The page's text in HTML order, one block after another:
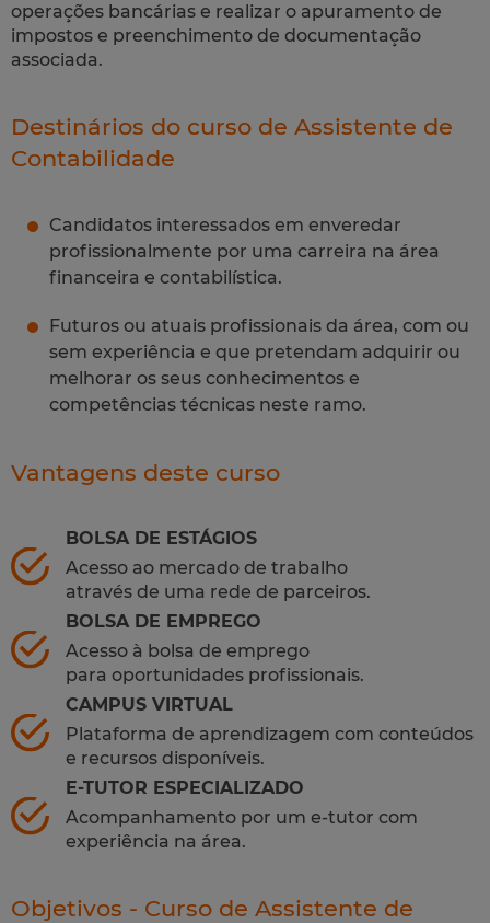
operações bancárias e realizar o apuramento de
impostos e preenchimento de documentação
associada.
Destinários do curso de Assistente de
Contabilidade
Candidatos interessados em enveredar
profissionalmente por uma carreira na área
financeira e contabilística.
Futuros ou atuais profissionais da área, com ou
sem experiência e que pretendam adquirir ou
melhorar os seus conhecimentos e
competências técnicas neste ramo.
Vantagens deste curso
BOLSA DE ESTÁGIOS
Acesso ao mercado de trabalho
através de uma rede de parceiros.
BOLSA DE EMPREGO
Acesso à bolsa de emprego
para oportunidades profissionais.
CAMPUS VIRTUAL
Plataforma de aprendizagem com conteúdos
e recursos disponíveis.
E-TUTOR ESPECIALIZADO
Acompanhamento por um e-tutor com
experiência na área.
Objetivos - Curso de Assistente de